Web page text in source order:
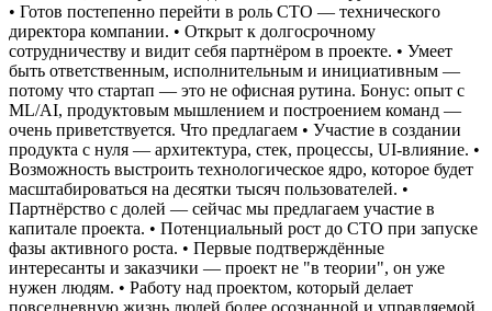
• Готов постепенно перейти в роль СТО — технического
директора компании. • Открыт к долгосрочному
сотрудничеству и видит себя партнёром в проекте. • Умеет
быть ответственным, исполнительным и инициативным —
потому что стартап — это не офисная рутина. Бонус: опыт с
ML/AI, продуктовым мышлением и построением команд —
очень приветствуется. Что предлагаем • Участие в создании
продукта с нуля — архитектура, стек, процессы, UI-влияние. •
Возможность выстроить технологическое ядро, которое будет
масштабироваться на десятки тысяч пользователей. •
Партнёрство с долей — сейчас мы предлагаем участие в
капитале проекта. • Потенциальный рост до CTO при запуске
фазы активного роста. • Первые подтверждённые
интересанты и заказчики — проект не "в теории", он уже
нужен людям. • Работу над проектом, который делает
повседневную жизнь людей более осознанной и управляемой.